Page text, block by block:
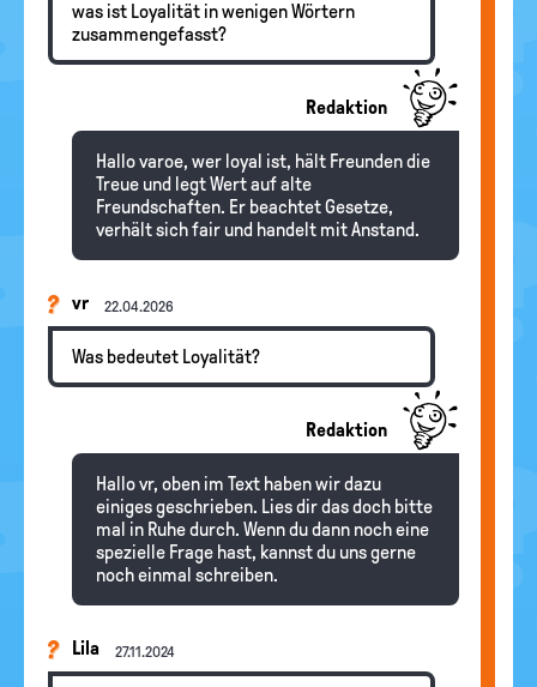
was ist Loyalität in wenigen Wörtern
zusammengefasst?
Redaktion
Hallo varoe, wer loyal ist, hält Freunden die
Treue und legt Wert auf alte
Freundschaften. Er beachtet Gesetze,
verhält sich fair und handelt mit Anstand.
vr 22.04.2026
Was bedeutet Loyalität?
Redaktion
Hallo vr, oben im Text haben wir dazu
einiges geschrieben. Lies dir das doch bitte
mal in Ruhe durch. Wenn du dann noch eine
spezielle Frage hast, kannst du uns gerne
noch einmal schreiben.
Lila 27.11.2024